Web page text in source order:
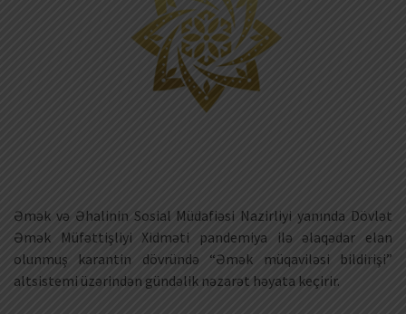
Əmək və Əhalinin Sosial Müdafiəsi Nazirliyi yanında Dövlət
Əmək Müfəttişliyi Xidməti pandemiya ilə əlaqədar elan
olunmuş karantin dövründə “Əmək müqaviləsi bildirişi”
altsistemi üzərindən gündəlik nəzarət həyata keçirir.